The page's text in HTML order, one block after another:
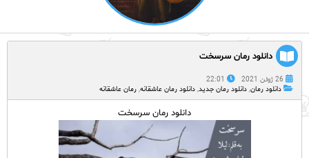
دانلود رمان سرسخت
26 ژوئن 2021
22:01
دانلود رمان, دانلود رمان جدید, دانلود رمان عاشقانه, رمان عاشقانه
دانلود رمان سرسخت